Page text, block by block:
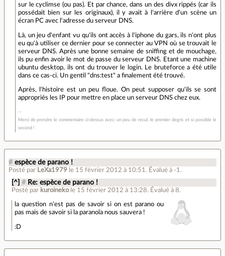
sur le cyclimse (ou pas). Et par chance, dans un des divx rippés (car ils
possédait bien sur les originaux), il y avait à l'arrière d'un scène un
écran PC avec l'adresse du serveur DNS.
Là, un jeu d'enfant vu qu'ils ont accès à l'iphone du gars, ils n'ont plus
eu qu'à utiliser ce dernier pour se connecter au VPN où se trouvait le
serveur DNS. Après une bonne semaine de sniffing et de mouchage,
ils pu enfin avoir le mot de passe du serveur DNS. Etant une machine
ubuntu desktop, ils ont du trouver le login. Le bruteforce a été utile
dans ce cas-ci. Un gentil "dns:test" a finalement été trouvé.
Après, l'histoire est un peu floue. On peut supposer qu'ils se sont
appropriés les IP pour mettre en place un serveur DNS chez eux.
Merci de prendre le commentaire ci-dessus avec: un peu de recul, le premier degré, et si possible le
second !
# espèce de parano !
Posté par LeXa1979 le 15 février 2012 à 10:51 . Évalué à -1 .
[^] # Re: espèce de parano !
Posté par kuroineko le 15 février 2012 à 13:28. Évalué à8.
la question n'est pas de savoir si on est parano ou
pas mais de savoir si la paranoïa nous sauvera !
:D